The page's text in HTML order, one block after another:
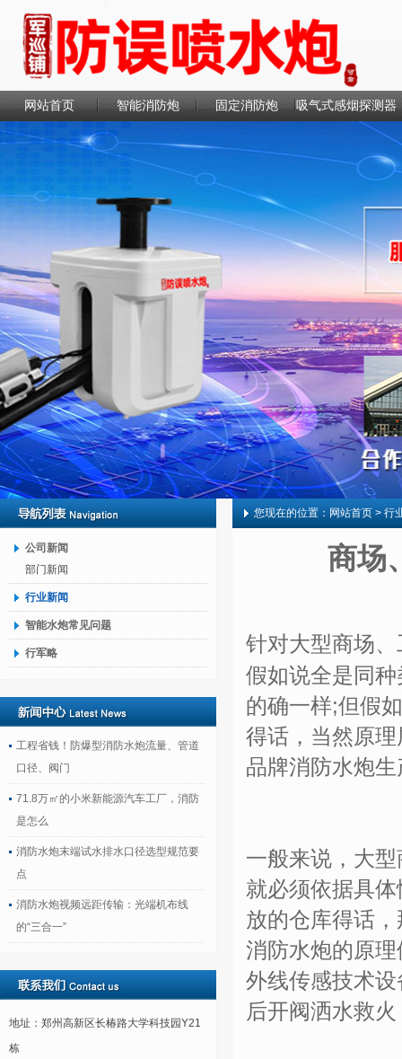
网站首页 智能消防炮 固定消防炮 吸气式感烟探测器
联系我们
公司新闻
部门新闻
行业新闻
智能水炮常见问题
行军略
工程省钱！防爆型消防水炮流量、管道
口径、阀门
71.8万㎡的小米新能源汽车工厂，消防
是怎么
消防水炮末端试水排水口径选型规范要
点
消防水炮视频远距传输：光端机布线
的“三合一”
地址：郑州高新区长椿路大学科技园Y21
栋
您现在的位置： 网站首页 > 行
商场
针对大型商场
假如说全是同
的确一样;但假
得话，当然原
品牌消防水炮
一般来说，大
就必须依据具
放的仓库得话
消防水炮的原
外线传感技术
后开阀洒水救